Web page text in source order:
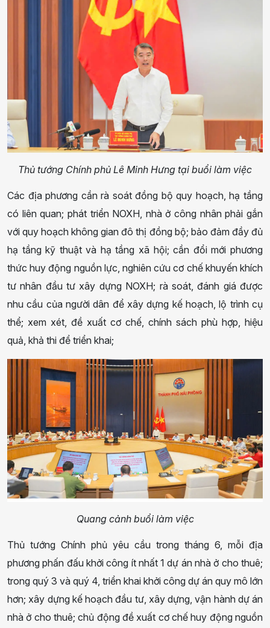
Thủ tướng Chính phủ Lê Minh Hưng tại buổi làm việc
Các địa phương cần rà soát đồng bộ quy hoạch, hạ tầng
có liên quan; phát triển NOXH, nhà ở công nhân phải gắn
với quy hoạch không gian đô thị đồng bộ; bảo đảm đầy đủ
hạ tầng kỹ thuật và hạ tầng xã hội; cần đổi mới phương
thức huy động nguồn lực, nghiên cứu cơ chế khuyến khích
tư nhân đầu tư xây dựng NOXH; rà soát, đánh giá được
nhu cầu của người dân để xây dựng kế hoạch, lộ trình cụ
thể; xem xét, đề xuất cơ chế, chính sách phù hợp, hiệu
quả, khả thi để triển khai;
Quang cảnh buổi làm việc
Thủ tướng Chính phủ yêu cầu trong tháng 6, mỗi địa
phương phấn đấu khởi công ít nhất 1 dự án nhà ở cho thuê;
trong quý 3 và quý 4, triển khai khởi công dự án quy mô lớn
hơn; xây dựng kế hoạch đầu tư, xây dựng, vận hành dự án
nhà ở cho thuê; chủ động đề xuất cơ chế huy động nguồn